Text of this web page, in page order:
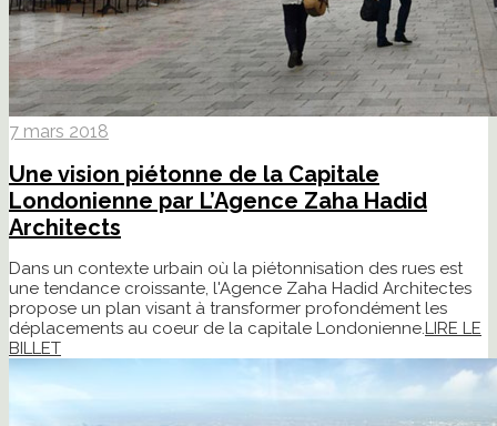
7 mars 2018
Une vision piétonne de la Capitale
Londonienne par L’Agence Zaha Hadid
Architects
Dans un contexte urbain où la piétonnisation des rues est
une tendance croissante, l'Agence Zaha Hadid Architectes
propose un plan visant à transformer profondément les
déplacements au coeur de la capitale Londonienne.LIRE LE
BILLET